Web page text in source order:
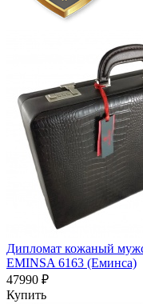
Дипломат кожаный
EMINSA 6163 (Еминса)
47990 ₽
Купить